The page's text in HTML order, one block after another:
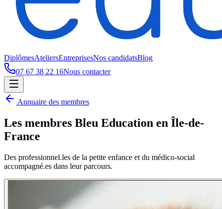
DiplômesAteliersEntreprisesNos candidatsBlog
07 67 38 22 16Nous contacter
Annuaire des membres
Les membres Bleu Education en Île-de-
France
Des professionnel.les de la petite enfance et du médico-social
accompagné.es dans leur parcours.